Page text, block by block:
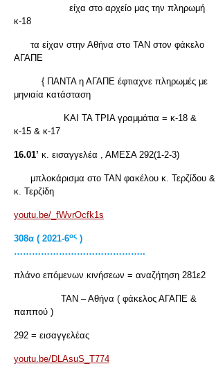
είχα στο αρχείο μας την πληρωμή
κ-18
τα είχαν στην Αθήνα στο ΤΑΝ στον φάκελο
ΑΓΑΠΕ
{ ΠΑΝΤΑ η ΑΓΑΠΕ έφτιαχνε πληρωμές με
μηνιαία κατάσταση
ΚΑΙ ΤΑ ΤΡΙΑ γραμμάτια = κ-18 &
κ-15 & κ-17
16.01’ κ. εισαγγελέα , ΑΜΕΣΑ 292(1-2-3)
μπλοκάρισμα στο ΤΑΝ φακέλου κ. Τερζίδου &
κ. Τερζίδη
youtu.be/_fWvrOcfk1s
308α ( 2021-6ος )
……………………………………..
πλάνο επόμενων κινήσεων = αναζήτηση 281ε2
ΤΑΝ – Αθήνα ( φάκελος ΑΓΑΠΕ &
παππού )
292 = εισαγγελέας
youtu.be/DLAsuS_T774